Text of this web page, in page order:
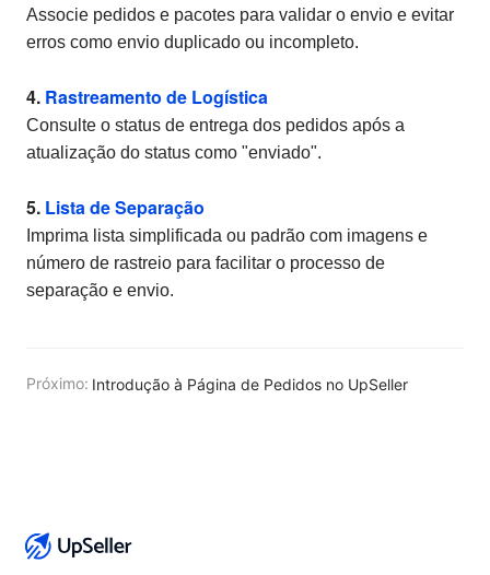
Associe pedidos e pacotes para validar o envio e evitar
erros como envio duplicado ou incompleto.
4. Rastreamento de Logística
Consulte o status de entrega dos pedidos após a
atualização do status como "enviado".
5. Lista de Separação
Imprima lista simplificada ou padrão com imagens e
número de rastreio para facilitar o processo de
separação e envio.
Próximo: Introdução à Página de Pedidos no UpSeller